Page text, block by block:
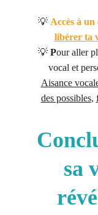
💡 Accès à
libérer ta
💡 Pour aller
vocal et
Aisance
des possibles,
sa